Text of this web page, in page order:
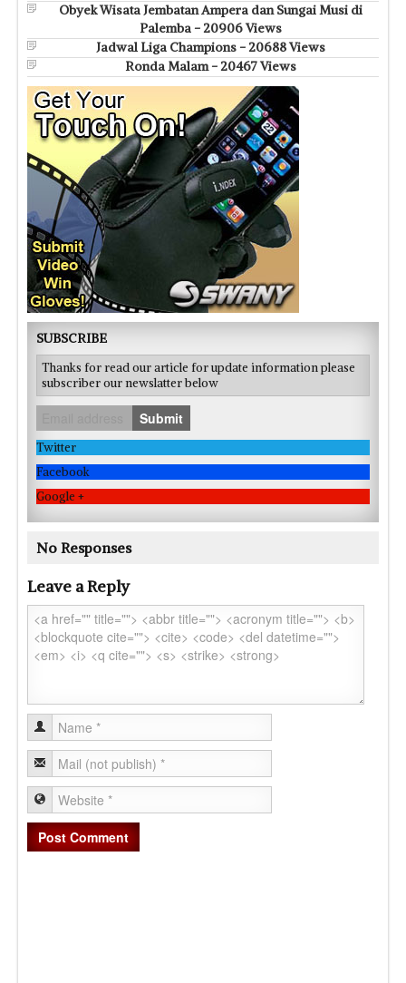
Obyek Wisata Jembatan Ampera dan Sungai Musi di
Palemba - 20906 Views
Jadwal Liga Champions - 20688 Views
Ronda Malam - 20467 Views
SUBSCRIBE
Thanks for read our article for update information please
subscriber our newslatter below
Submit
Twitter
Facebook
Google +
No Responses
Leave a Reply